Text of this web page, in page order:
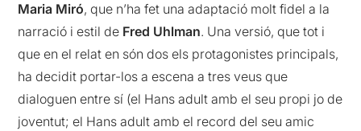
Maria Miró, que n’ha fet una adaptació molt fidel a la
narració i estil de Fred Uhlman. Una versió, que tot i
que en el relat en són dos els protagonistes principals,
ha decidit portar-los a escena a tres veus que
dialoguen entre sí (el Hans adult amb el seu propi jo de
joventut; el Hans adult amb el record del seu amic